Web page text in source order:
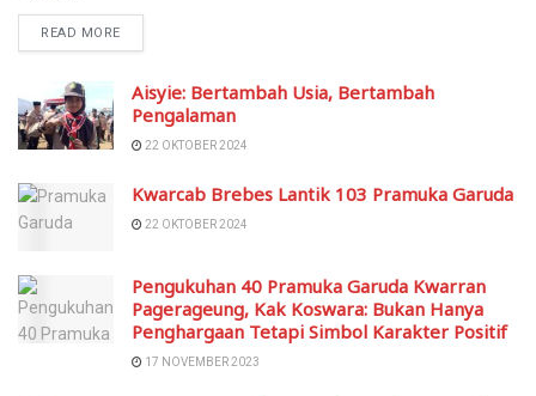
READ MORE
Aisyie: Bertambah Usia, Bertambah
Pengalaman
22 OKTOBER 2024
Kwarcab Brebes Lantik 103 Pramuka Garuda
22 OKTOBER 2024
Pengukuhan 40 Pramuka Garuda Kwarran
Pagerageung, Kak Koswara: Bukan Hanya
Penghargaan Tetapi Simbol Karakter Positif
17 NOVEMBER 2023